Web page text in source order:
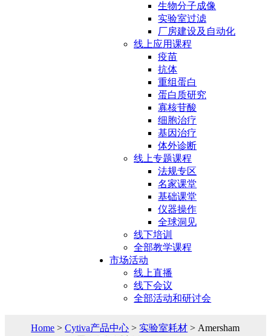
生物分子成像
实验室过滤
厂房建设及自动化
线上应用课程
疫苗
抗体
重组蛋白
蛋白质研究
寡核苷酸
细胞治疗
基因治疗
体外诊断
线上专题课程
法规专区
名家课堂
基础课堂
仪器操作
全球洞见
线下培训
全部教学课程
市场活动
线上直播
线下会议
全部活动和研讨会
Home >Cytiva产品中心 > 实验室耗材 > Amersham